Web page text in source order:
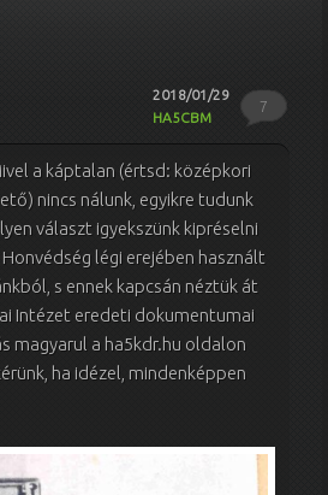
2018/01/29
HA5CBM
7
a káptalan (értsd: középkori
nincs nálunk, egyikre tudunk
választ igyekszünk kipréselni
légi erejében használt
s ennek kapcsán néztük át
Intézet eredeti dokumentumai
magyarul a ha5kdr.hu oldalon
ha idézel, mindenképpen